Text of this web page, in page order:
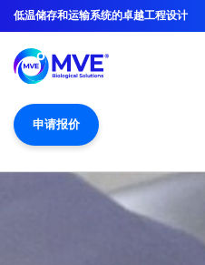
低温储存和运输系统的卓越工程设计
申请报价